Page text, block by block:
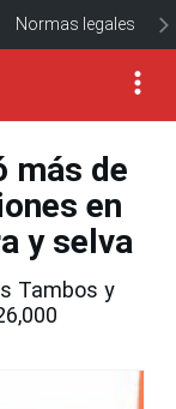
Normas legales
más de
en
y selva
Tambos y